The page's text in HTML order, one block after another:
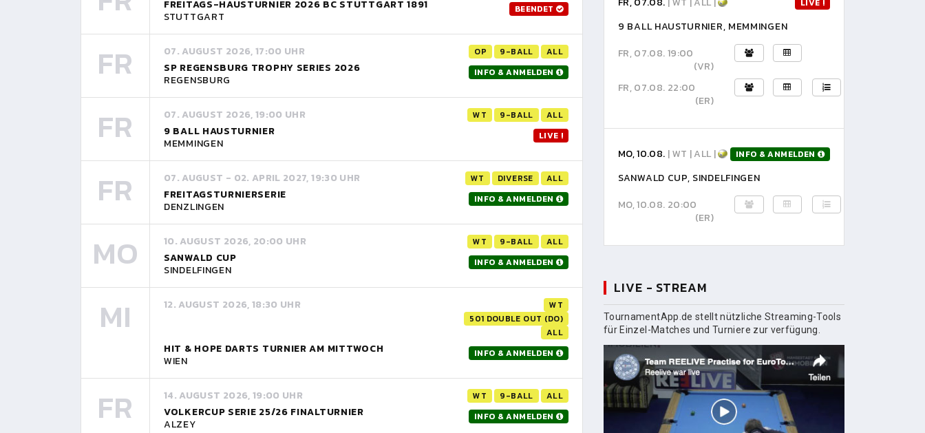
FREITAGS-HAUSTURNIER 2026 BC STUTTGART 1891
STUTTGART
BEENDET
FR 07. AUGUST 2026, 17:00 UHR OP 9-BALL ALL
SP REGENSBURG TROPHY SERIES 2026
REGENSBURG
INFO & ANMELDEN
FR 07. AUGUST 2026, 19:00 UHR WT 9-BALL ALL
9 BALL HAUSTURNIER
MEMMINGEN
LIVE !
FR 07. AUGUST - 02. APRIL 2027, 19:30 UHR WT DIVERSE ALL
FREITAGSTURNIERSERIE
DENZLINGEN
INFO & ANMELDEN
MO 10. AUGUST 2026, 20:00 UHR WT 9-BALL ALL
SANWALD CUP
SINDELFINGEN
INFO & ANMELDEN
MI 12. AUGUST 2026, 18:30 UHR
WT
501 DOUBLE OUT (DO)
ALL
HIT & HOPE DARTS TURNIER AM MITTWOCH
WIEN
INFO & ANMELDEN
FR 14. AUGUST 2026, 19:00 UHR WT 9-BALL ALL
VOLKERCUP SERIE 25/26 FINALTURNIER
ALZEY
INFO & ANMELDEN
LIVE !
9 BALL HAUSTURNIER, MEMMINGEN
FR, 07.08. 19:00
(VR)
FR, 07.08. 22:00
(ER)
MO, 10.08. | WT | ALL | INFO & ANMELDEN
SANWALD CUP, SINDELFINGEN
MO, 10.08. 20:00
(ER)
LIVE - STREAM
TournamentApp.de stellt nützliche Streaming-Tools
für Einzel-Matches und Turniere zur verfügung.